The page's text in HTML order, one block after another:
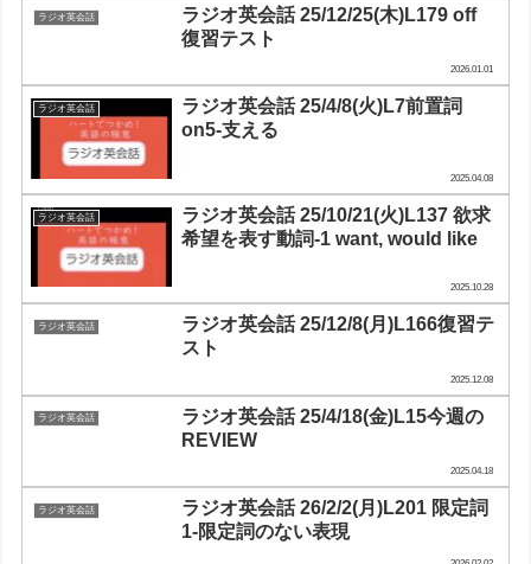
ラジオ英会話
ラジオ英会話 25/12/25(木)L179 off
復習テスト
2026.01.01
ラジオ英会話
ラジオ英会話 25/4/8(火)L7前置詞
on5-支える
2025.04.08
ラジオ英会話
ラジオ英会話 25/10/21(火)L137 欲求
希望を表す動詞-1 want, would like
2025.10.28
ラジオ英会話
ラジオ英会話 25/12/8(月)L166復習テ
スト
2025.12.08
ラジオ英会話
ラジオ英会話 25/4/18(金)L15今週の
REVIEW
2025.04.18
ラジオ英会話
ラジオ英会話 26/2/2(月)L201 限定詞
1-限定詞のない表現